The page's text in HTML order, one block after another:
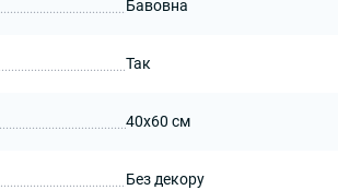
Бавовна
Так
40x60 см
Без декору